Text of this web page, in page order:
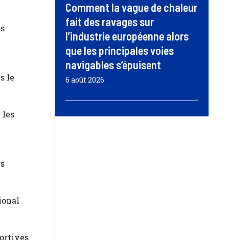
le
les
Comment la vague de chaleur
fait des ravages sur
l’industrie européenne alors
que les principales voies
navigables s’épuisent
6 août 2026